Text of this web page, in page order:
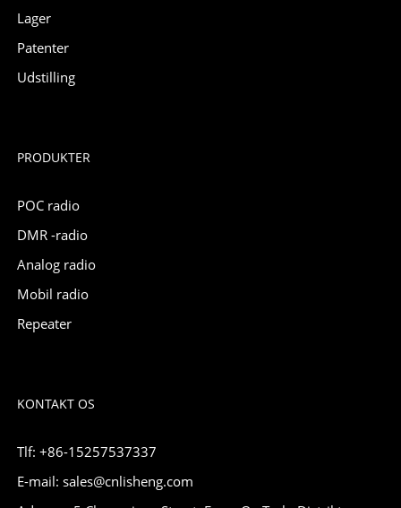
Lager
Patenter
Udstilling
PRODUKTER
POC radio
DMR -radio
Analog radio
Mobil radio
Repeater
KONTAKT OS
Tlf: +86-15257537337
E-mail: sales@cnlisheng.com